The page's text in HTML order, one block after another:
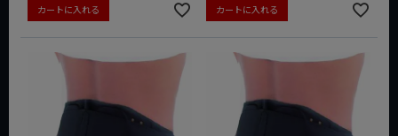
カートに入れる カートに入れる